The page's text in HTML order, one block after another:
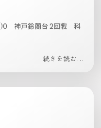
神戸鈴蘭台 2回戦 科
続きを読む...